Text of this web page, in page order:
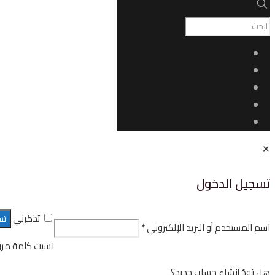
✕
تسجيل الدخول
اسم المستخدم أو البريد الإلكتروني*
تذكرني
نسيت كلمة